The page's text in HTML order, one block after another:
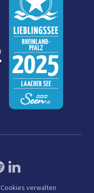
Cookies verwalten